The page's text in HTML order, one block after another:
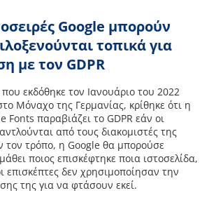
Google μπορούν
τοπικά για
με τον GDPR
εκδόθηκε τον Ιανουάριο του 2022
Μόναχο της Γερμανίας, κρίθηκε ότι η
Fonts παραβιάζει το GDPR εάν οι
από τους διακομιστές της
τον τρόπο, η Google θα μπορούσε
ποιος επισκέφτηκε ποια ιστοσελίδα,
επισκέπτες δεν χρησιμοποίησαν την
της για να φτάσουν εκεί.